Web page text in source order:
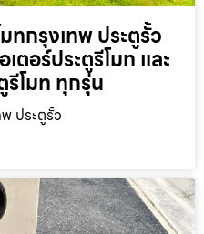
ทกรุงเทพ ประตูรั้ว
ตอร์ประตูรีโมท และ
รีโมท ทุกรุ่น
ประตูรั้ว